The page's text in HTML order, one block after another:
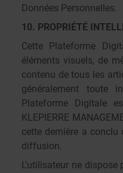
Données Personnelles.
10. PROPRIÉTÉ
Cette Plateforme
éléments visuels, de
contenu de tous les
généralement toute
Plateforme Digitale
KLEPIERRE
cette dernière a
diffusion.
L'utilisateur ne dispose